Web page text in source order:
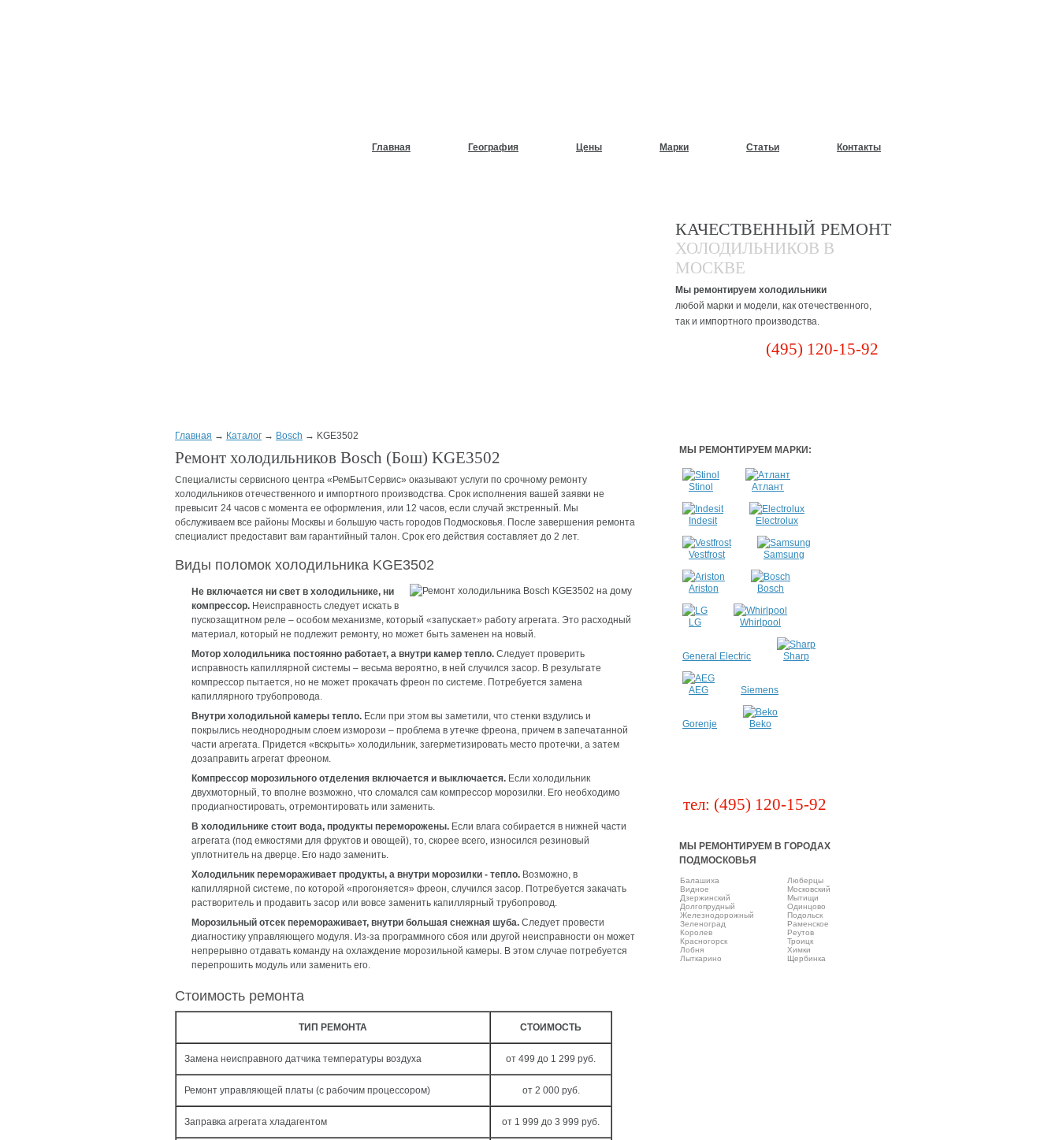
Главная География Цены Марки Статьи Контакты
КАЧЕСТВЕННЫЙ РЕМОНТ
ХОЛОДИЛЬНИКОВ В
МОСКВЕ
Мы ремонтируем холодильники
любой марки и модели, как отечественного,
так и импортного производства.
(495) 120-15-92
Главная → Каталог → Bosch → KGE3502
Ремонт холодильников Bosch (Бош) KGE3502
Специалисты сервисного центра «РемБытСервис» оказывают услуги по срочному ремонту
холодильников отечественного и импортного производства. Срок исполнения вашей заявки не
превысит 24 часов с момента ее оформления, или 12 часов, если случай экстренный. Мы
обслуживаем все районы Москвы и большую часть городов Подмосковья. После завершения ремонта
специалист предоставит вам гарантийный талон. Срок его действия составляет до 2 лет.
Виды поломок холодильника KGE3502
Не включается ни свет в холодильнике, ни
компрессор. Неисправность следует искать в
пускозащитном реле – особом механизме, который «запускает» работу агрегата. Это расходный
материал, который не подлежит ремонту, но может быть заменен на новый.
Мотор холодильника постоянно работает, а внутри камер тепло. Следует проверить
исправность капиллярной системы – весьма вероятно, в ней случился засор. В результате
компрессор пытается, но не может прокачать фреон по системе. Потребуется замена
капиллярного трубопровода.
Внутри холодильной камеры тепло. Если при этом вы заметили, что стенки вздулись и
покрылись неоднородным слоем изморози – проблема в утечке фреона, причем в запечатанной
части агрегата. Придется «вскрыть» холодильник, загерметизировать место протечки, а затем
дозаправить агрегат фреоном.
Компрессор морозильного отделения включается и выключается. Если холодильник
двухмоторный, то вполне возможно, что сломался сам компрессор морозилки. Его необходимо
продиагностировать, отремонтировать или заменить.
В холодильнике стоит вода, продукты переморожены. Если влага собирается в нижней части
агрегата (под емкостями для фруктов и овощей), то, скорее всего, износился резиновый
уплотнитель на дверце. Его надо заменить.
Холодильник перемораживает продукты, а внутри морозилки - тепло. Возможно, в
капиллярной системе, по которой «прогоняется» фреон, случился засор. Потребуется закачать
растворитель и продавить засор или вовсе заменить капиллярный трубопровод.
Морозильный отсек перемораживает, внутри большая снежная шуба. Следует провести
диагностику управляющего модуля. Из-за программного сбоя или другой неисправности он может
непрерывно отдавать команду на охлаждение морозильной камеры. В этом случае потребуется
перепрошить модуль или заменить его.
Стоимость ремонта
ТИП РЕМОНТА СТОИМОСТЬ
Замена неисправного датчика температуры воздуха от 499 до 1 299 руб.
Ремонт управляющей платы (с рабочим процессором) от 2 000 руб.
Заправка агрегата хладагентом от 1 999 до 3 999 руб.
МЫ РЕМОНТИРУЕМ МАРКИ:
Stinol Атлант
Indesit Electrolux
Vestfrost Samsung
Ariston Bosch
LG Whirlpool
General Electric Sharp
AEG Siemens
Gorenje Beko
тел: (495) 120-15-92
МЫ РЕМОНТИРУЕМ В ГОРОДАХ
ПОДМОСКОВЬЯ
Балашиха
Виднoe
Дзержинский
Долгопрудный
Железнодорожный
Зеленоград
Королев
Красногорск
Лобня
Лыткарино
Люберцы
Московский
Мытищи
Одинцово
Подольск
Раменское
Реутов
Троицк
Химки
Щербинка